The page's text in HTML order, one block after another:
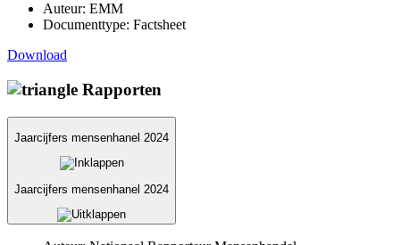
Auteur: EMM
Documenttype: Factsheet
Download
Rapporten
Jaarcijfers mensenhanel 2024
Jaarcijfers mensenhanel 2024